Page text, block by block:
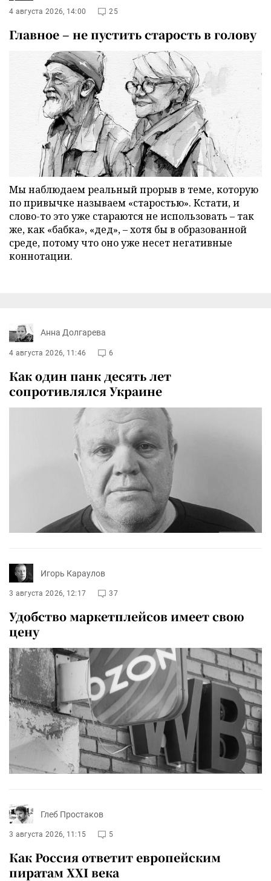
4 августа 2026, 14:00 25
Главное – не пустить старость в голову
Мы наблюдаем реальный прорыв в теме, которую
по привычке называем «старостью». Кстати, и
слово-то это уже стараются не использовать – так
же, как «бабка», «дед», – хотя бы в образованной
среде, потому что оно уже несет негативные
коннотации.
Анна Долгарева
4 августа 2026, 11:46 6
Как один панк десять лет
сопротивлялся Украине
Игорь Караулов
3 августа 2026, 12:17 37
Удобство маркетплейсов имеет свою
цену
Глеб Простаков
3 августа 2026, 11:15 5
Как Россия ответит европейским
пиратам XXI века